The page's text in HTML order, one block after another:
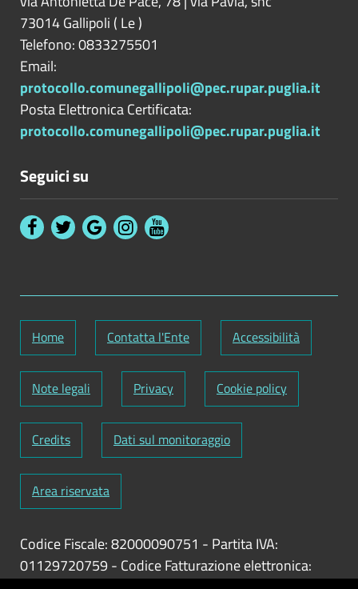
73014Gallipoli ( Le)
Telefono: 0833275501
Email:
protocollo.comunegallipoli@pec.rupar.puglia.it
Posta Elettronica Certificata:
protocollo.comunegallipoli@pec.rupar.puglia.it
Seguici su
Home Contatta l'Ente Accessibilità
Note legali Privacy Cookie policy
Credits Dati sul monitoraggio
Area riservata
Codice Fiscale: 82000090751 - Partita IVA:
01129720759- Codice Fatturazione elettronica: